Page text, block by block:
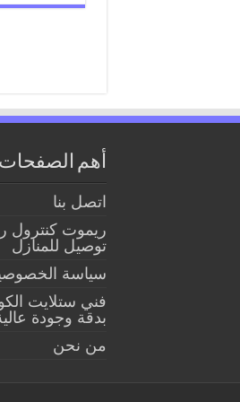
أهم الصفحات
اتصل بنا
ريموت كنترول
توصيل للمنازل
سياسة
فني ستلايت
بدقة وجودة
من نحن